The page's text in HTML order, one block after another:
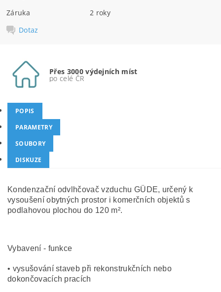
Záruka
2 roky
Dotaz
Přes 3000 výdejních míst
po celé ČR
POPIS
PARAMETRY
SOUBORY
DISKUZE
Kondenzační odvlhčovač vzduchu GÜDE, určený k
vysoušení obytných prostor i komerčních objektů s
podlahovou plochou do 120 m².
Vybavení - funkce
• vysušování staveb při rekonstrukčních nebo
dokončovacích pracích